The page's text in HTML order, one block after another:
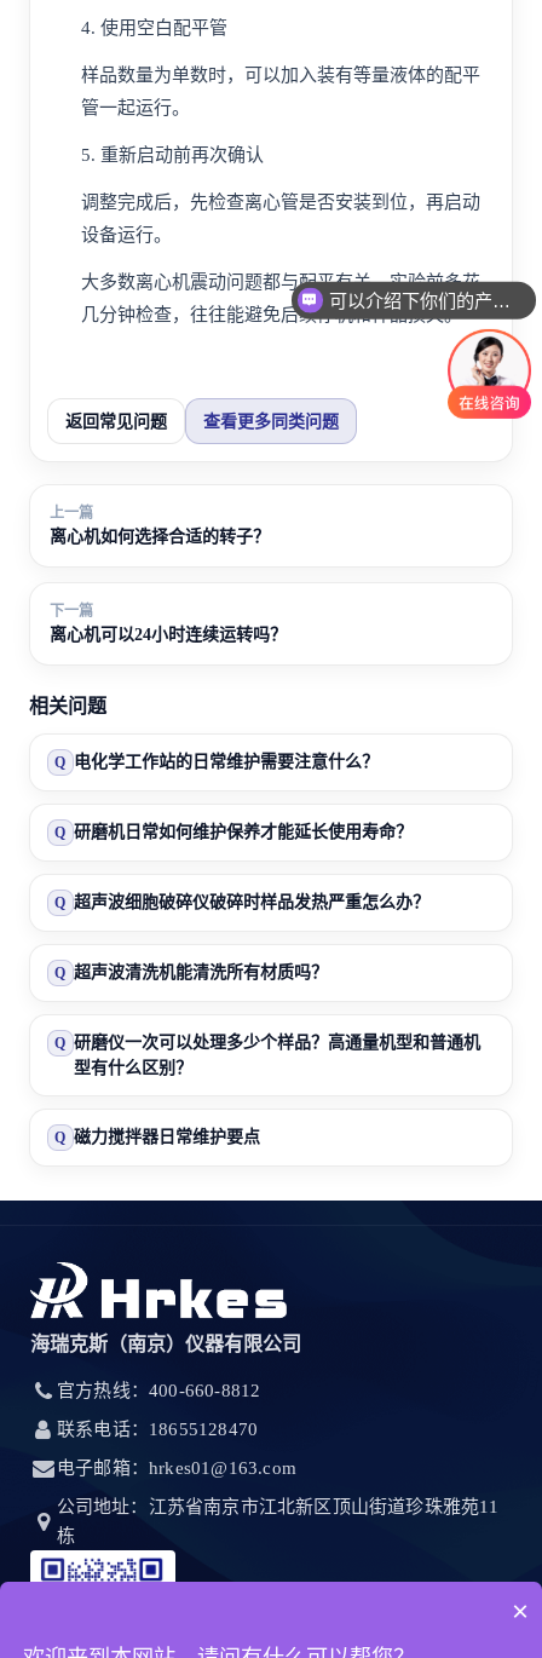
4. 使用空白配平管
样品数量为单数时，可以加入装有等量液体的配平
管一起运行。
5. 重新启动前再次确认
调整完成后，先检查离心管是否安装到位，再启动
设备运行。
大多数离心机震动问题都与配平有关，实验前多花
几分钟检查，往往能避免后续停机和样品损失。
返回常见问题 查看更多同类问题
上一篇
离心机如何选择合适的转子？
下一篇
离心机可以24小时连续运转吗？
相关问题
Q 电化学工作站的日常维护需要注意什么？
Q 研磨机日常如何维护保养才能延长使用寿命？
Q 超声波细胞破碎仪破碎时样品发热严重怎么办？
Q 超声波清洗机能清洗所有材质吗？
Q 研磨仪一次可以处理多少个样品？高通量机型和普通机
型有什么区别？
Q 磁力搅拌器日常维护要点
海瑞克斯（南京）仪器有限公司
官方热线：400-660-8812
联系电话：18655128470
电子邮箱：hrkes01@163.com
公司地址：江苏省南京市江北新区顶山街道珍珠雅苑11
栋
×